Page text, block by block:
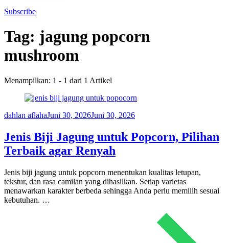
Subscribe
Tag: jagung popcorn
mushroom
Menampilkan: 1 - 1 dari 1 Artikel
dahlan aflahaJuni 30, 2026Juni 30, 2026
Jenis Biji Jagung untuk Popcorn, Pilihan
Terbaik agar Renyah
Jenis biji jagung untuk popcorn menentukan kualitas letupan,
tekstur, dan rasa camilan yang dihasilkan. Setiap varietas
menawarkan karakter berbeda sehingga Anda perlu memilih sesuai
kebutuhan. …